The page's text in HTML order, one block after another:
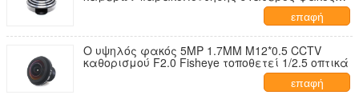
επαφή
Ο υψηλός φακός 5MP 1.7MM M12*0.5 CCTV
καθορισμού F2.0 Fisheye τοποθετεί 1/2.5 οπτικά
επαφή